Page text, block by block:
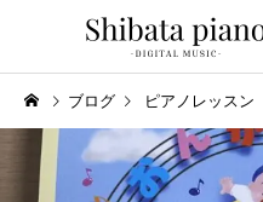
ブログ ピアノレッスン